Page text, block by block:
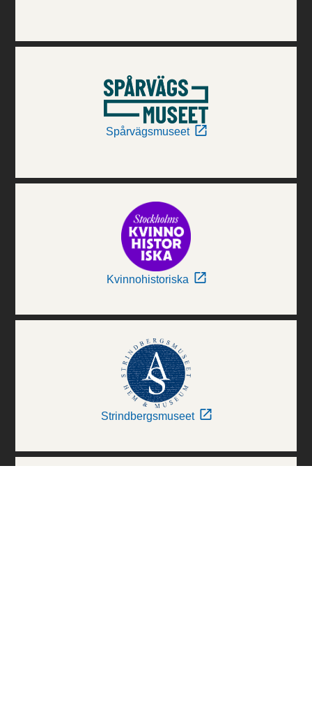
Spårvägsmuseet
Kvinnohistoriska
Strindbergsmuseet